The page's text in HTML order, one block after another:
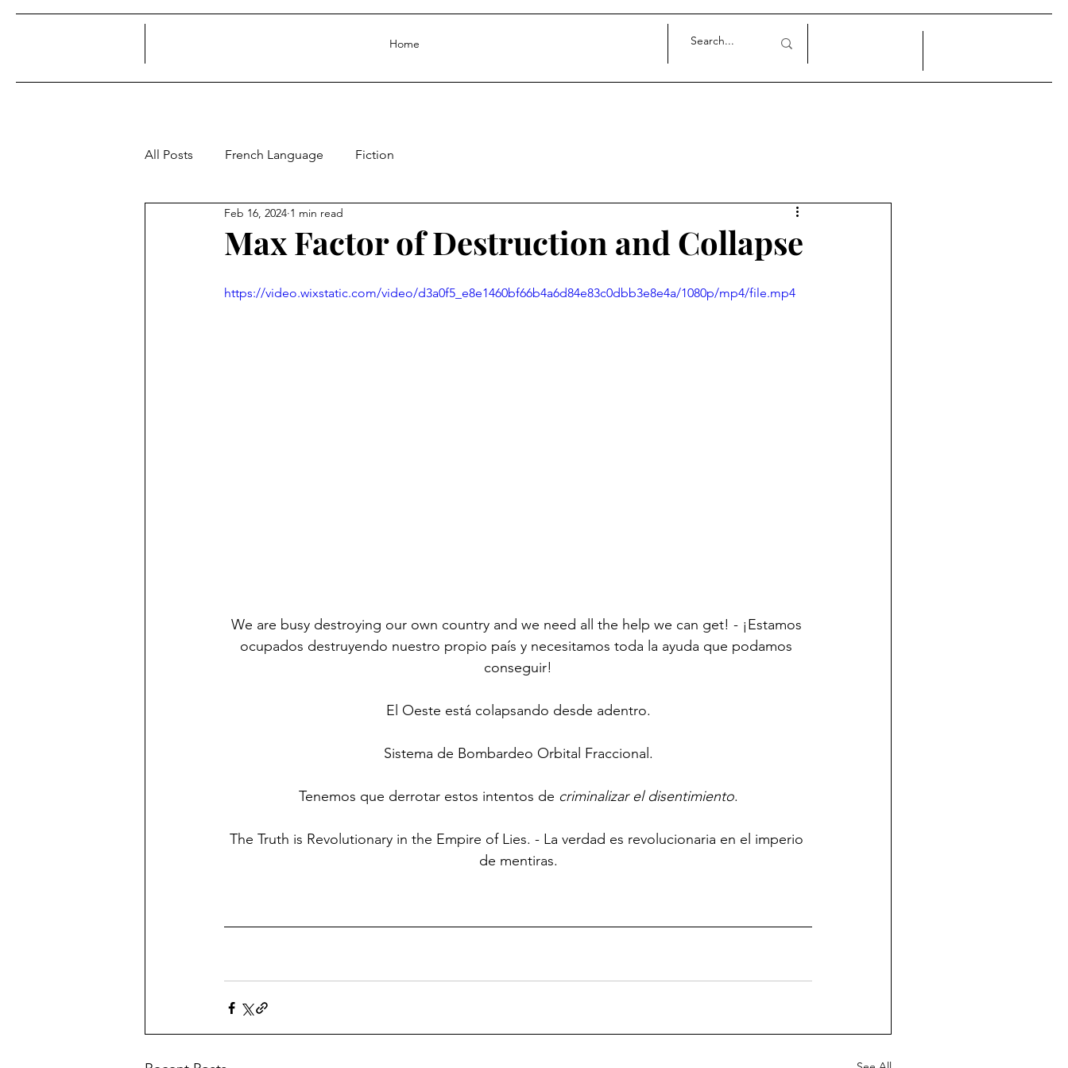
Home
All Posts French Language Fiction
Max Factor of Destruction and Collapse
Feb 16, 2024 1 min read
https://video.wixstatic.com/video/d3a0f5_e8e1460bf66b4a6d84e83c0dbb3e8e4a/1080p/mp4/file.mp4
We are busy destroying our own country and we need all the help we can get! - ¡Estamos
ocupados destruyendo nuestro propio país y necesitamos toda la ayuda que podamos
conseguir!
El Oeste está colapsando desde adentro.
Sistema de Bombardeo Orbital Fraccional.
Tenemos que derrotar estos intentos de criminalizar el disentimiento.
The Truth is Revolutionary in the Empire of Lies. - La verdad es revolucionaria en el imperio
de mentiras.